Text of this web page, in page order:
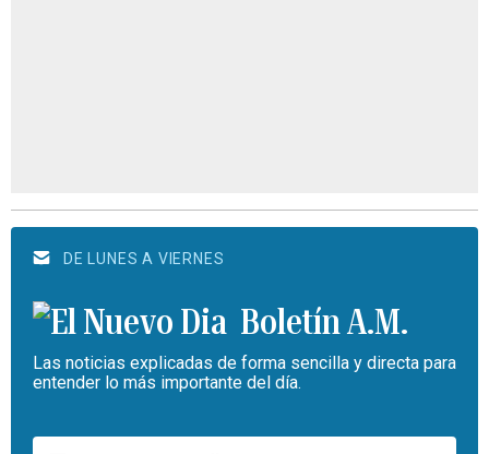
DE LUNES A VIERNES
Boletín A.M.
Las noticias explicadas de forma sencilla y directa para
entender lo más importante del día.